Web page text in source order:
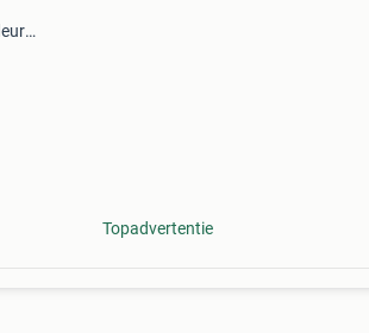
Topadvertentie